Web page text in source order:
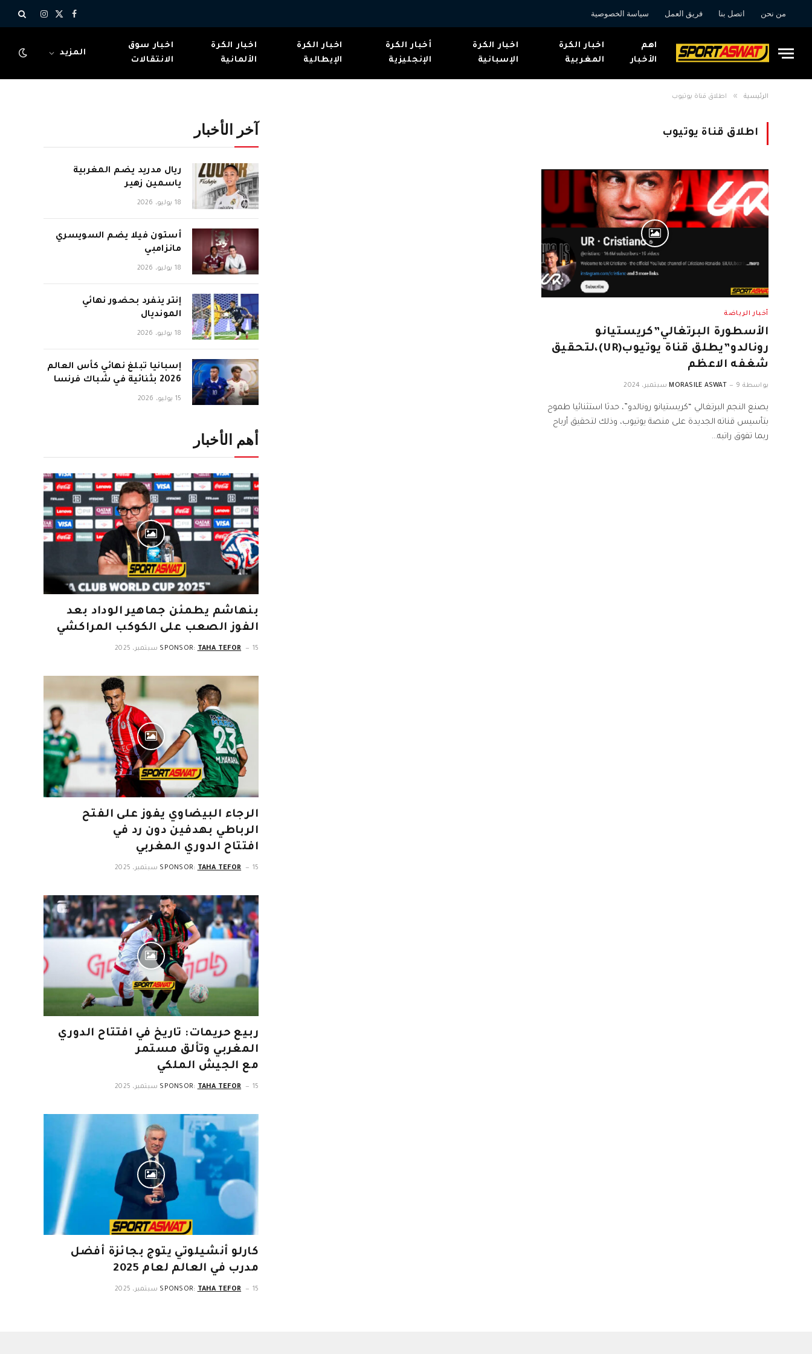
من نحن اتصل بنا فريق العمل سياسة الخصوصية
فيسبوك
X
الانستغرام
اهم
الأخبار
اخبار الكرة
المغربية
اخبار الكرة
الإسبانية
أخبار الكرة
الإنجليزية
اخبار الكرة
الإيطالية
اخبار الكرة
الألمانية
اخبار سوق
الانتقالات
المزيد
الرئيسية » اطلاق قناة يوتيوب
اطلاق قناة يوتيوب
أخبار الرياضة
الأسطورة البرتغالي”كريستيانو
رونالدو”يطلق قناة يوتيوب(UR)،لتحقيق
شغفه الاعظم
بواسطة MORASILE ASWAT 9 سبتمبر، 2024
يصنع النجم البرتغالي “كريستيانو رونالدو”، حدثا استثنائيا طموح
بتأسيس قناته الجديدة على منصة يوتيوب، وذلك لتحقيق أرباح
ربما تفوق راتبه…
آخر الأخبار
ريال مدريد يضم المغربية
ياسمين زهير
18 يوليو، 2026
أستون فيلا يضم السويسري
مانزامبي
18 يوليو، 2026
إنتر ينفرد بحضور نهائي
المونديال
18 يوليو، 2026
إسبانيا تبلغ نهائي كأس العالم
2026 بثنائية في شباك فرنسا
15 يوليو، 2026
أهم الأخبار
بنهاشم يطمئن جماهير الوداد بعد
الفوز الصعب على الكوكب المراكشي
SPONSOR: TAHA TEFOR 15 سبتمبر، 2025
الرجاء البيضاوي يفوز على الفتح
الرباطي بهدفين دون رد في
افتتاح الدوري المغربي
SPONSOR: TAHA TEFOR 15 سبتمبر، 2025
ربيع حريمات: تاريخ في افتتاح الدوري
المغربي وتألق مستمر
مع الجيش الملكي
SPONSOR: TAHA TEFOR 15 سبتمبر، 2025
كارلو أنشيلوتي يتوج بجائزة أفضل
مدرب في العالم لعام 2025
SPONSOR: TAHA TEFOR 15 سبتمبر، 2025